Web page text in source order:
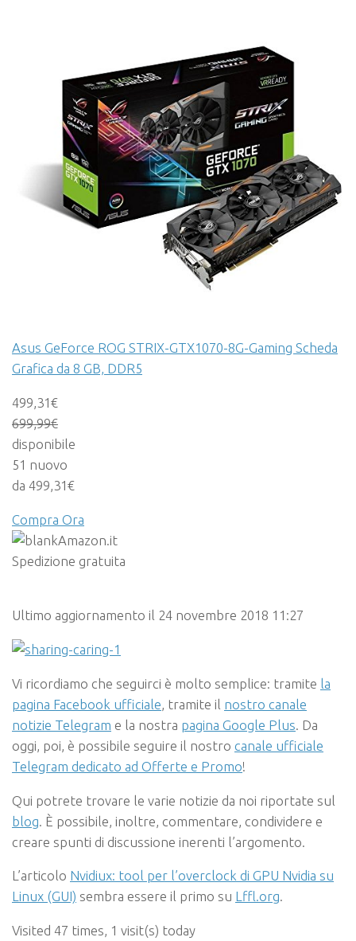
Asus GeForce ROG STRIX-GTX1070-8G-Gaming Scheda
Grafica da 8 GB, DDR5
499,31€
699,99€
disponibile
51 nuovo
da 499,31€
Compra Ora
Amazon.it
Spedizione gratuita
Ultimo aggiornamento il 24 novembre 2018 11:27
Vi ricordiamo che seguirci è molto semplice: tramite la
pagina Facebook ufficiale, tramite il nostro canale
notizie Telegram e la nostra pagina Google Plus. Da
oggi, poi, è possibile seguire il nostro canale ufficiale
Telegram dedicato ad Offerte e Promo!
Qui potrete trovare le varie notizie da noi riportate sul
blog . È possibile, inoltre, commentare, condividere e
creare spunti di discussione inerenti l’argomento.
L’articolo Nvidiux: tool per l’overclock di GPU Nvidia su
Linux (GUI) sembra essere il primo su Lffl.org.
Visited 47 times, 1 visit(s) today